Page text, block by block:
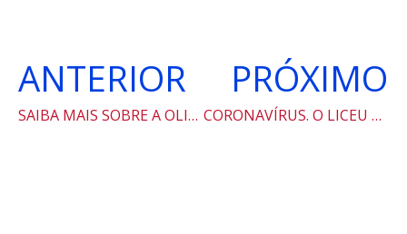
ANTERIOR
SAIBA MAIS SOBRE A OLIMPÍADA E SOBRE O Programa de Iniciação Científica (PIC).
PRÓXIMO
CORONAVÍRUS. O LICEU FAZ O QUE MAIS ENTENDE: INSTRUI A RESPEITO.